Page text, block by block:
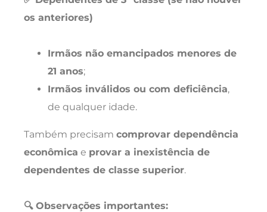
os anteriores)
Irmãos não emancipados menores de
21 anos;
Irmãos inválidos ou com deficiência,
de qualquer idade.
Também precisam comprovar dependência
econômica e provar a inexistência de
dependentes de classe superior.
🔍 Observações importantes: